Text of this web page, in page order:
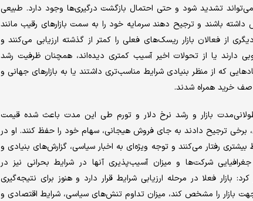
تشدید شود و حتی احتمال بازگشت درگیری‌ها وجود دارد. طبیعی
باشند و ترجیح دهند سرمایه خود را به سمت بازارهای رقیب مانند
از فعالان بازار ریسک‌های فعلی را کمتر از گذشته ارزیابی می‌کنند و
دارند یا از تحولات اخیر آسیب کمتری دیده‌اند، همچنان ظرفیت رشد
که از منظر بنیادی شرایط مناسب‌تری داشتند یا به بازارهای جهانی و
صف خرید همراه شدند.
بازار و رشد نرخ دلار و تورم طی این مدت باعث شده قیمت
برخی ترجیح دادند به جای فروش هیجانی، سهام خود را حفظ کنند. او در
بیشتری رفتار می‌کنند و توجه ویژه‌ای به اخبار سیاسی، گزارش‌های بنیادی و
شرکت‌ها و میزان آسیب‌پذیری آنها در شرایط بحرانی نیز در
بازار فعلا در مرحله ارزیابی شرایط قرار دارد و هنوز برای نتیجه‌گیری
بازار را مشخص کند، میزان تداوم تنش‌های سیاسی، شرایط اقتصادی و